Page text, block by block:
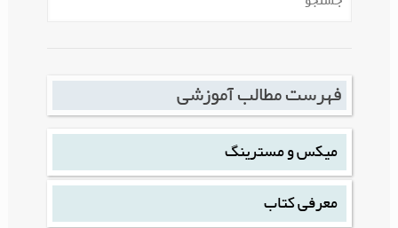
فهرست مطالب آموزشی
میکس و مسترینگ
معرفی کتاب